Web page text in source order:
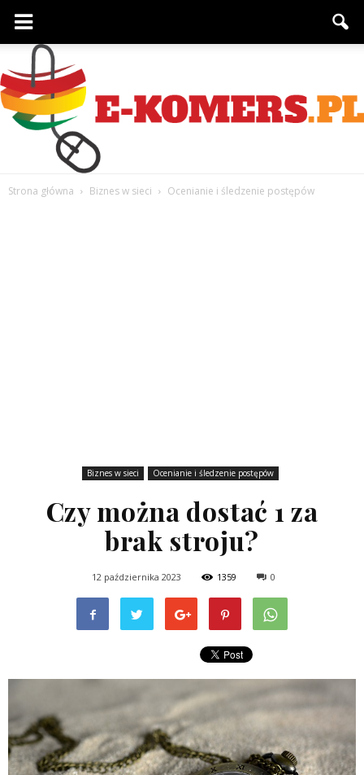
Strona główna Biznes w sieci Ocenianie i śledzenie postępów
Biznes w sieci Ocenianie i śledzenie postępów
Czy można dostać 1 za
brak stroju?
12 października 2023 1359 0